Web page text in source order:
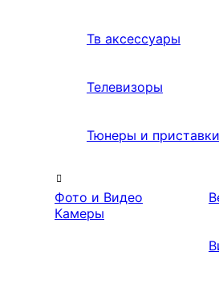
Тв аксессуары
Телевизоры
Тюнеры и приставки
Фото и Видео
Камеры